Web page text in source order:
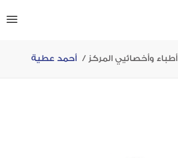
أطباء وأخصائيي المركز أحمد عطية